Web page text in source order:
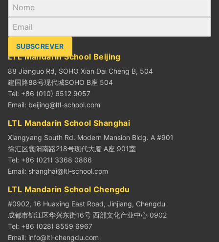
SUBSCREVER
LTL Mandarin School Beijing
88 Jianguo Rd, SOHO Xian Dai Cheng B, 504
建国路88号现代城SOHO B座 504
Tel: +86 (010) 6512 9057
Email: beijing@ltl-school.com
LTL Mandarin School Shanghai
Xiangyang South Rd. Modern Mansion Bldg. A #901
徐汇区襄阳南路218号现代大厦 A座 901室
Tel: +86 (021) 3368 0866
Email: shanghai@ltl-school.com
LTL Mandarin School Chengdu
#0902, 16 Huaxing East Road, Jinjiang, Chengdu
成都市锦江区华兴东街16号 西部文化产业中心 0902
Tel: +86 (028) 8559 6967
Email: info@ltl-chengdu.com